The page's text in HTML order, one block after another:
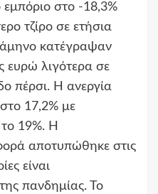
εμπόριο στο -18,3%
τζίρο σε ετήσια
κατέγραψαν
ευρώ λιγότερα σε
πέρσι. Η ανεργία
17,2% με
19%. Η
αποτυπώθηκε στις
είναι
πανδημίας. Το